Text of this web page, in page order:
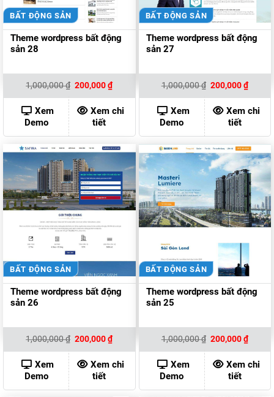
BẤT ĐỘNG SẢN
Theme wordpress bất động
sản 28
1,000,000₫ Giá
là:
1,000,000 ₫.
200,000₫Giá
hiện
tại
là:
200,000 ₫.
Xem
Demo
Xem chi
tiết
BẤT ĐỘNG SẢN
Theme wordpress bất động
sản 27
1,000,000₫ Giá
là:
1,000,000 ₫.
200,000₫Giá
hiện
tại
là:
Xem
Demo
Xem chi
tiết
BẤT ĐỘNG SẢN
Theme wordpress bất động
sản 26
1,000,000₫ Giá
là:
1,000,000 ₫.
200,000₫Giá
hiện
tại
là:
200,000 ₫.
Xem
Demo
Xem chi
tiết
BẤT ĐỘNG SẢN
Theme wordpress bất động
sản 25
1,000,000₫ Giá
là:
1,000,000 ₫.
200,000₫Giá
hiện
tại
là:
Xem
Demo
Xem chi
tiết